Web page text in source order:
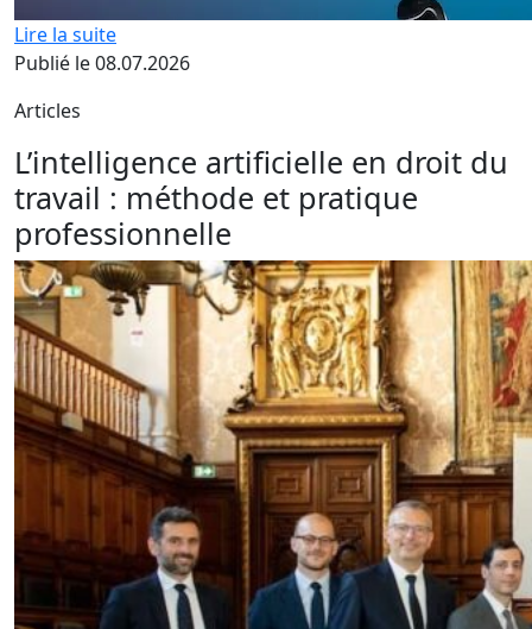
Lire la suite
Publié le 08.07.2026
Articles
L’intelligence artificielle en droit du
travail : méthode et pratique
professionnelle